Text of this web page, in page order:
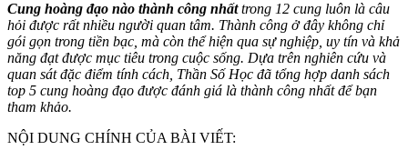
Cung hoàng đạo nào thành công nhấttrong 12 cung luôn là câu
hỏi được rất nhiều người quan tâm. Thành công ở đây không chỉ
gói gọn trong tiền bạc, mà còn thể hiện qua sự nghiệp, uy tín và khả
năng đạt được mục tiêu trong cuộc sống. Dựa trên nghiên cứu và
quan sát đặc điểm tính cách, Thần Số Học đã tổng hợp danh sách
top 5 cung hoàng đạo được đánh giá là thành công nhất để bạn
tham khảo.
NỘI DUNG CHÍNH CỦA BÀI VIẾT: